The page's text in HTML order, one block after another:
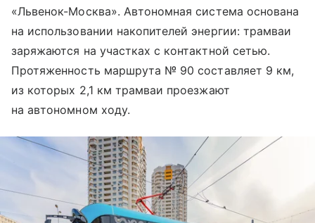
«Львенок-Москва». Автономная система основана
на использовании накопителей энергии: трамваи
заряжаются на участках с контактной сетью.
Протяженность маршрута № 90 составляет 9 км,
из которых 2,1 км трамваи проезжают
на автономном ходу.